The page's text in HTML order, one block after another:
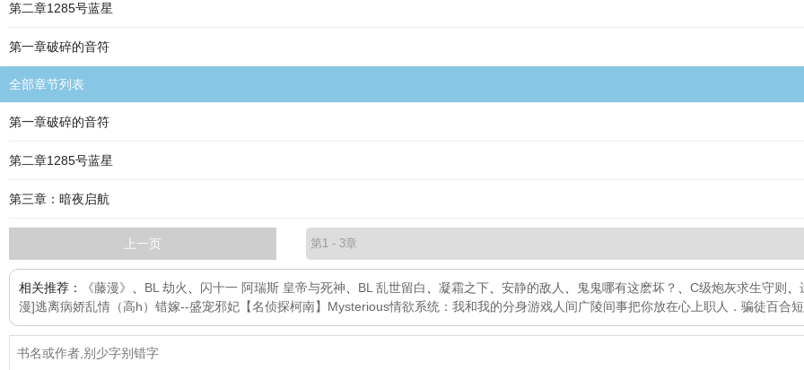
第二章1285号蓝星
第一章破碎的音符
全部章节列表
第一章破碎的音符
第二章1285号蓝星
第三章：暗夜启航
上一页
相关推荐： 《藤漫》 BL 劫火 闪十一 阿瑞斯 皇帝与死神 BL 乱世留白 凝霜之下 安静的敌人 鬼鬼哪有这麽坏？ C级炮灰求生守则
漫]逃离病娇乱情（高h） 错嫁--盛宠邪妃 【名侦探柯南】Mysterious情欲系统：我和我的分身游戏人间广陵间事把你放在心上职人．骗徒百合